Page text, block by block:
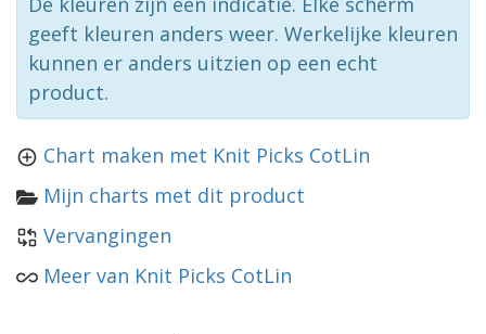
geeft kleuren anders weer. Werkelijke kleuren
kunnen er anders uitzien op een echt
product.
Chart maken met Knit Picks CotLin
Mijn charts met dit product
Vervangingen
Meer van Knit Picks CotLin